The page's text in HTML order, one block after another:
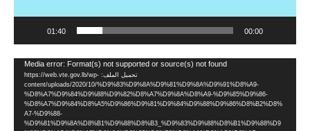
00:00
01:40
Media error: Format(s) not supported or source(s) not found
تحميل الملف: https://web.vte.gov.lb/wp-
content/uploads/2020/10/%D9%83%D9%8A%D9%81%D9%8A%D9%91%D8%A9-
%D8%A7%D9%84%D9%88%D9%82%D8%A7%D9%8A%D8%A9-%D9%85%D9%86-
%D8%A7%D9%84%D8%A5%D9%86%D9%81%D9%84%D9%88%D9%86%D8%B2%D8%
A7-%D9%88-
%D9%81%D9%8A%D8%B1%D9%88%D8%B3_%D9%83%D9%88%D8%B1%D9%88%D9